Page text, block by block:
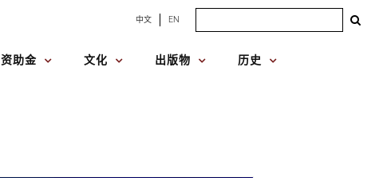
中文 EN
资助金 文化 出版物 历史